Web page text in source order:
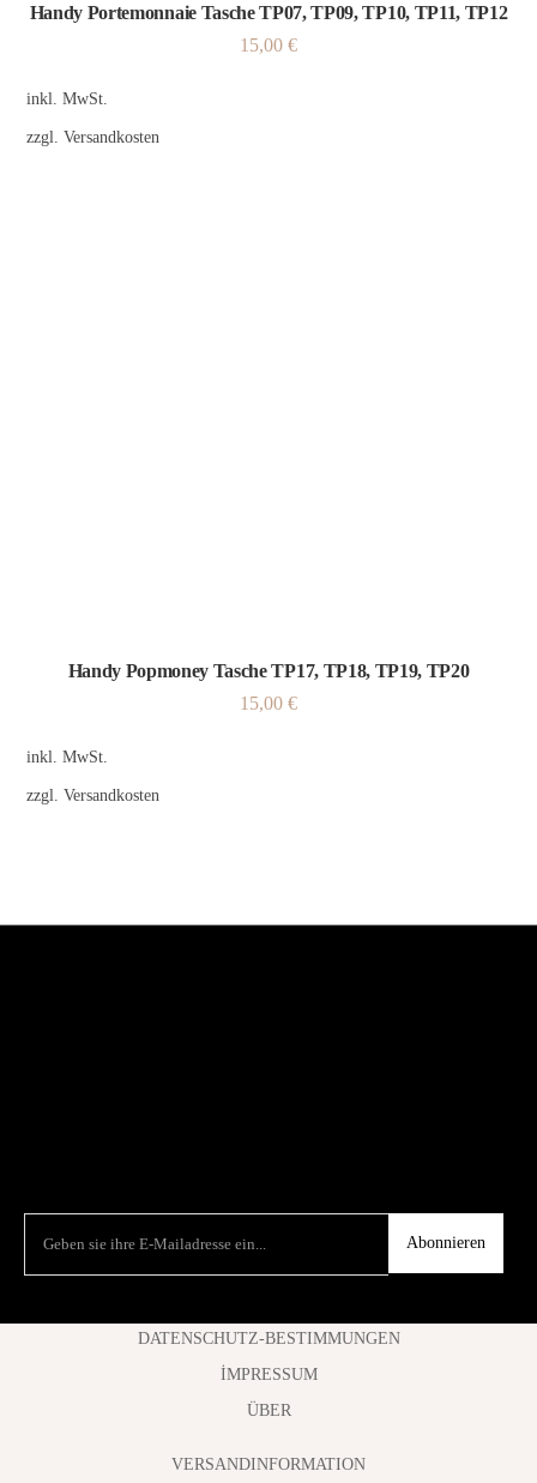
Handy Portemonnaie Tasche TP07, TP09, TP10, TP11, TP12
15,00 €
inkl. MwSt.
zzgl.Versandkosten
Handy Popmoney Tasche TP17, TP18, TP19, TP20
15,00 €
inkl. MwSt.
zzgl.Versandkosten
Abonnieren
DATENSCHUTZ-BESTIMMUNGEN
İMPRESSUM
ÜBER
VERSANDINFORMATION